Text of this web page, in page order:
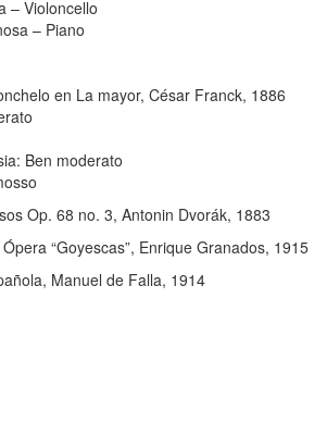
– Violoncello
– Piano
en La mayor, César Franck, 1886
Ben moderato
Op. 68 no. 3, Antonin Dvorák, 1883
“Goyescas”, Enrique Granados, 1915
Manuel de Falla, 1914